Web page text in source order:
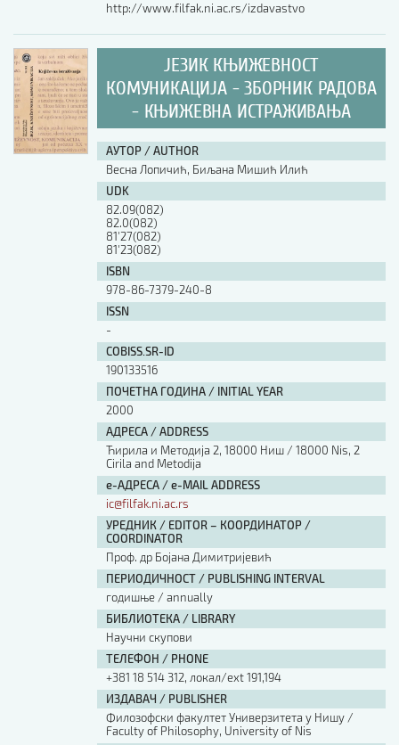
http://www.filfak.ni.ac.rs/izdavastvo
ЈЕЗИК КЊИЖЕВНОСТ
КОМУНИКАЦИЈА - ЗБОРНИК РАДОВА
- КЊИЖЕВНА ИСТРАЖИВАЊА
АУТОР / AUTHOR
Весна Лопичић, Биљана Мишић Илић
UDK
82.09(082)
82.0(082)
81'27(082)
81'23(082)
ISBN
978-86-7379-240-8
ISSN
-
COBISS.SR-ID
190133516
ПОЧЕТНА ГОДИНА / INITIAL YEAR
2000
АДРЕСА / ADDRESS
Ћирила и Методија 2, 18000 Ниш / 18000 Nis, 2
Cirila and Metodija
е-АДРЕСА / e-MAIL ADDRESS
ic@filfak.ni.ac.rs
УРЕДНИК / EDITOR – КООРДИНАТОР /
COORDINATOR
Проф. др Бојана Димитријевић
ПЕРИОДИЧНОСТ / PUBLISHING INTERVAL
годишње / annually
БИБЛИОТЕКА / LIBRARY
Научни скупови
ТЕЛЕФОН / PHONE
+381 18 514 312, локал/ext 191,194
ИЗДАВАЧ / PUBLISHER
Филозофски факултет Универзитета у Нишу /
Faculty of Philosophy, University of Nis